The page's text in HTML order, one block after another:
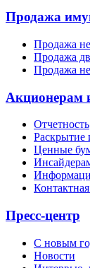
Продажа
Продажа
Продажа
Продажа
Акционерам
Отчетность
Раскрытие
Ценные
Пресс-центр
С новым
Новости